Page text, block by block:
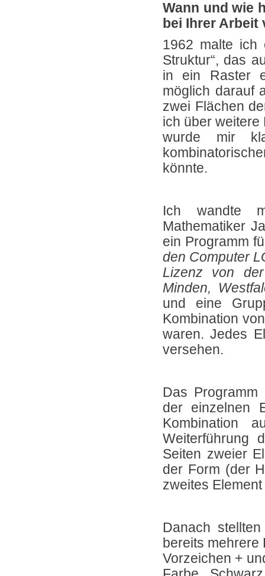
Wann und wie
bei Ihrer Arbeit
1962 malte ich
Struktur“, das
in ein Raster
möglich darauf
zwei Flächen
ich über weitere
wurde mir
könnte.
Ich wandte
Mathematiker
ein Programm
den Computer
Lizenz von
Minden,
und eine
Kombination
waren. Jedes
versehen.
Das
der einzelnen
Kombination
Weiterführung
Seiten zweier
der Form (der
zweites
Danach
bereits mehrere
Vorzeichen +